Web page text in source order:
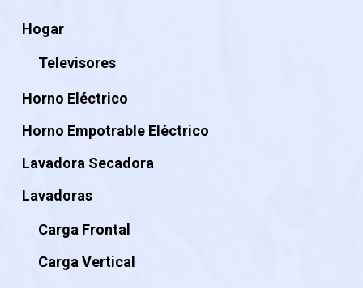
Hogar
Televisores
Horno Eléctrico
Horno Empotrable Eléctrico
Lavadora Secadora
Lavadoras
Carga Frontal
Carga Vertical